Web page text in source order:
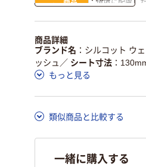
商品
環境に配慮し
仕組
ある
この商品の環境配慮ポイント
ア詳細／加点項目
商品詳細
ブランド名
シルコット ウ
ッシュ ／ シート寸法
もっと見る
類似商品と比較する
一緒に購入する